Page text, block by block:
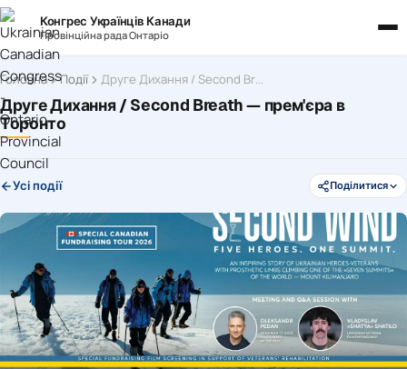
Конгрес Українців Канади
Провінційна рада Онтаріо
Головна Події Друге Дихання / Second Breath — прем'єра в Торонто
Друге Дихання / Second Breath — прем'єра в
Торонто
Усі події Поділитися